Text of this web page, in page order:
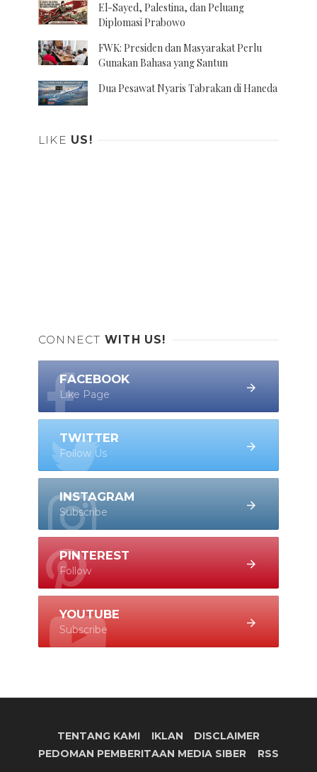
El-Sayed, Palestina, dan Peluang
Diplomasi Prabowo
FWK: Presiden dan Masyarakat Perlu
Gunakan Bahasa yang Santun
Dua Pesawat Nyaris Tabrakan di Haneda
LIKE US!
CONNECT WITH US!
FACEBOOK
Like Page
TWITTER
Follow Us
INSTAGRAM
Subscribe
PINTEREST
Follow
YOUTUBE
Subscribe
TENTANG KAMI IKLAN
DISCLAIMER
PEDOMAN PEMBERITAAN MEDIA SIBER
RSS